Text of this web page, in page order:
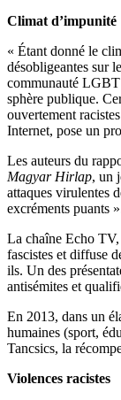
Climat d’impunité
« Étant donné le
désobligeantes sur
communauté LGBT
sphère publique.
ouvertement
Internet, pose un
Les auteurs du
Magyar Hirlap, un
attaques virulentes
excréments puants
La chaîne Echo TV,
fascistes et diffuse
ils. Un des
antisémites et
En 2013, dans un
humaines (sport,
Tancsics, la
Violences racistes